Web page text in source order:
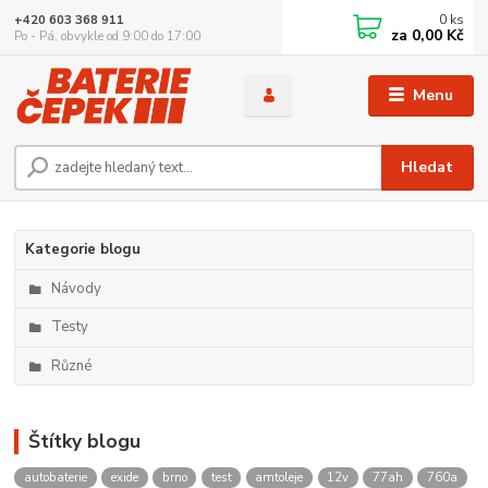
Menu
Hledat
+420 603 368 911
Po - Pá, obvykle od 9:00 do 17:00
0 ks
za 0,00 Kč
Kategorie blogu
Návody
Testy
Různé
Štítky blogu
autobaterie exide brno test amtoleje 12v 77ah
760a